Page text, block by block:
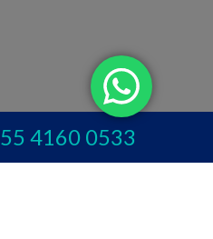
55 4160 0533